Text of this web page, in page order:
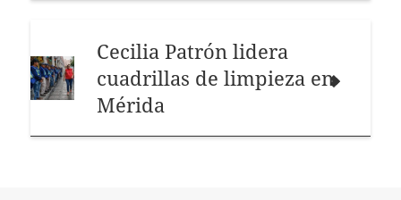
Cecilia Patrón lidera
cuadrillas de limpieza en
Mérida